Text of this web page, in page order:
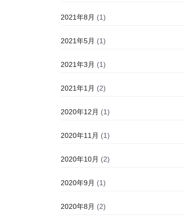
2021年8月 (1)
2021年5月 (1)
2021年3月 (1)
2021年1月 (2)
2020年12月 (1)
2020年11月 (1)
2020年10月 (2)
2020年9月 (1)
2020年8月 (2)